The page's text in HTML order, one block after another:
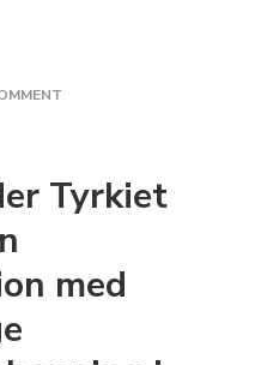
HIPPIE
PARADIS
MIDDELHAVET
Tyrkiet
med